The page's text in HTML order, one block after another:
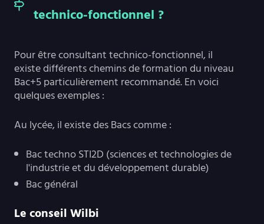
technico-fonctionnel ?
Pour être consultant technico-fonctionnel, il
existe différents chemins de formation du niveau
Bac+5 particulièrement recommandé. En voici
quelques exemples :
Au lycée, il existe des Bacs comme :
Bac techno STI2D (sciences et technologies de
l'industrie et du développement durable)
Bac général
Le conseil Wilbi